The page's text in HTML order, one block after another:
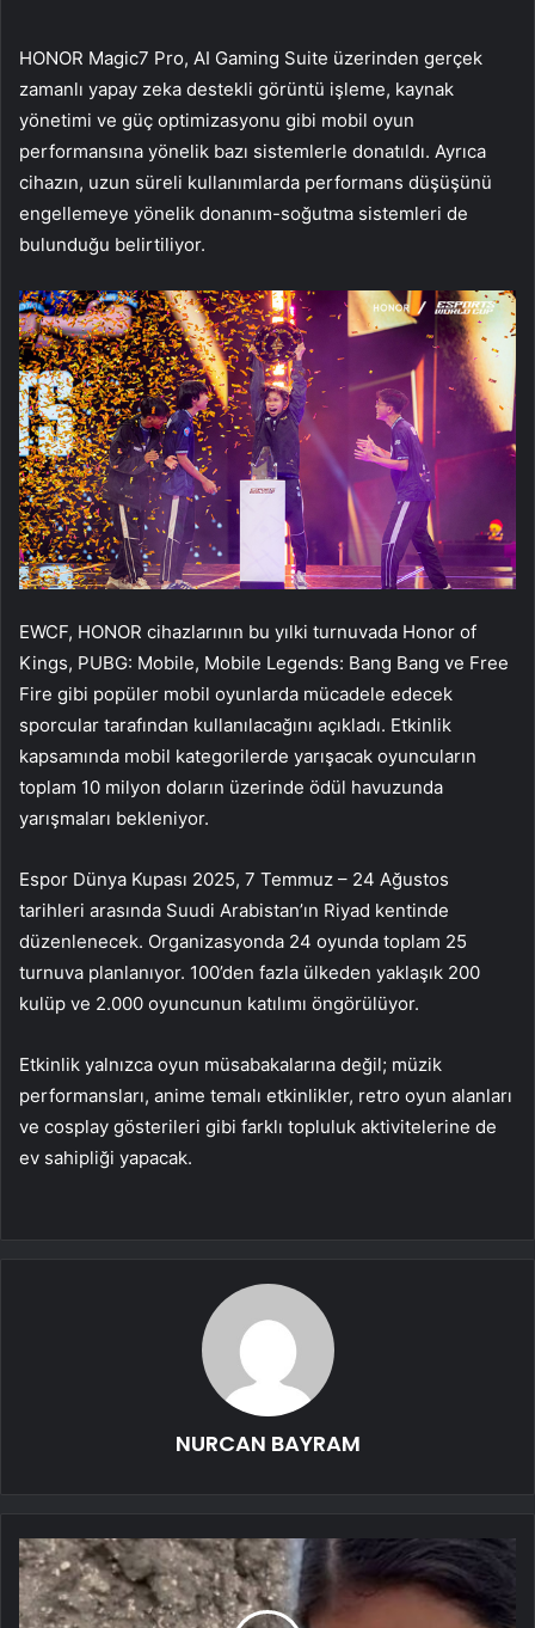
HONOR Magic7 Pro, AI Gaming Suite üzerinden gerçek
zamanlı yapay zeka destekli görüntü işleme, kaynak
yönetimi ve güç optimizasyonu gibi mobil oyun
performansına yönelik bazı sistemlerle donatıldı. Ayrıca
cihazın, uzun süreli kullanımlarda performans düşüşünü
engellemeye yönelik donanım-soğutma sistemleri de
bulunduğu belirtiliyor.
EWCF, HONOR cihazlarının bu yılki turnuvada Honor of
Kings, PUBG: Mobile, Mobile Legends: Bang Bang ve Free
Fire gibi popüler mobil oyunlarda mücadele edecek
sporcular tarafından kullanılacağını açıkladı. Etkinlik
kapsamında mobil kategorilerde yarışacak oyuncuların
toplam 10 milyon doların üzerinde ödül havuzunda
yarışmaları bekleniyor.
Espor Dünya Kupası 2025, 7 Temmuz – 24 Ağustos
tarihleri arasında Suudi Arabistan’ın Riyad kentinde
düzenlenecek. Organizasyonda 24 oyunda toplam 25
turnuva planlanıyor. 100’den fazla ülkeden yaklaşık 200
kulüp ve 2.000 oyuncunun katılımı öngörülüyor.
Etkinlik yalnızca oyun müsabakalarına değil; müzik
performansları, anime temalı etkinlikler, retro oyun alanları
ve cosplay gösterileri gibi farklı topluluk aktivitelerine de
ev sahipliği yapacak.
NURCAN BAYRAM